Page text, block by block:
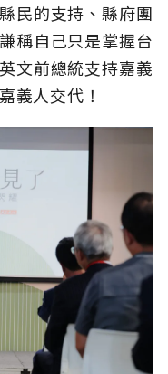
民的支持、縣府團
稱自己只是掌握台
文前總統支持嘉義
義人交代！